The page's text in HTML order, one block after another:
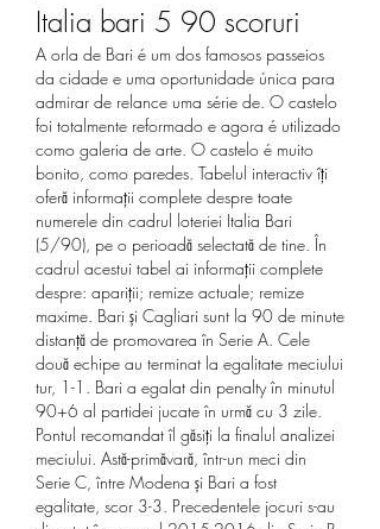
Italia bari 5 90 scoruri
A orla de Bari é um dos famosos passeios
da cidade e uma oportunidade única para
admirar de relance uma série de. O castelo
foi totalmente reformado e agora é utilizado
como galeria de arte. O castelo é muito
bonito, como paredes. Tabelul interactiv îţi
oferă informaţii complete despre toate
numerele din cadrul loteriei Italia Bari
(5/90), pe o perioadă selectată de tine. În
cadrul acestui tabel ai informaţii complete
despre: apariţii; remize actuale; remize
maxime. Bari și Cagliari sunt la 90 de minute
distanță de promovarea în Serie A. Cele
două echipe au terminat la egalitate meciului
tur, 1-1. Bari a egalat din penalty în minutul
90+6 al partidei jucate în urmă cu 3 zile.
Pontul recomandat îl găsiți la finalul analizei
meciului. Astă-primăvară, într-un meci din
Serie C, între Modena și Bari a fost
egalitate, scor 3-3. Precedentele jocuri s-au